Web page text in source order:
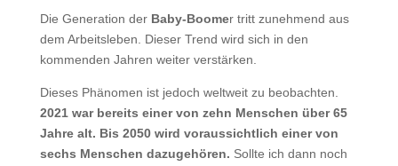
Die Generation der Baby-Boomer tritt zunehmend aus
dem Arbeitsleben. Dieser Trend wird sich in den
kommenden Jahren weiter verstärken.
Dieses Phänomen ist jedoch weltweit zu beobachten.
2021 war bereits einer von zehn Menschen über 65
Jahre alt. Bis 2050 wird voraussichtlich einer von
sechs Menschen dazugehören. Sollte ich dann noch